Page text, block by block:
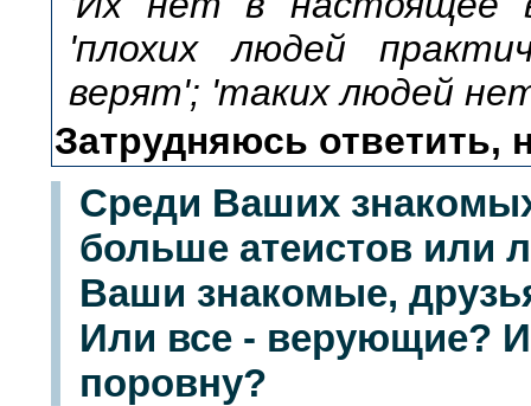
'плохих людей
верят'; 'таких людей
Затрудняюсь ответить,
Среди Ваших
больше атеистов или
Ваши знакомые,
Или все - верующие?
поровну?